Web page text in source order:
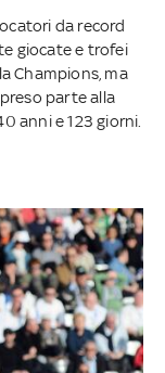
da record
giocate e trofei
Champions, ma
parte alla
anni e 123 giorni.